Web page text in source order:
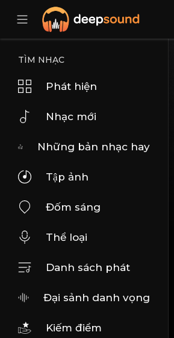
TÌM NHẠC
Phát hiện
Nhạc mới
Những bản nhạc hay
Tập ảnh
Đốm sáng
Thể loại
Danh sách phát
Đại sảnh danh vọng
Kiếm điểm